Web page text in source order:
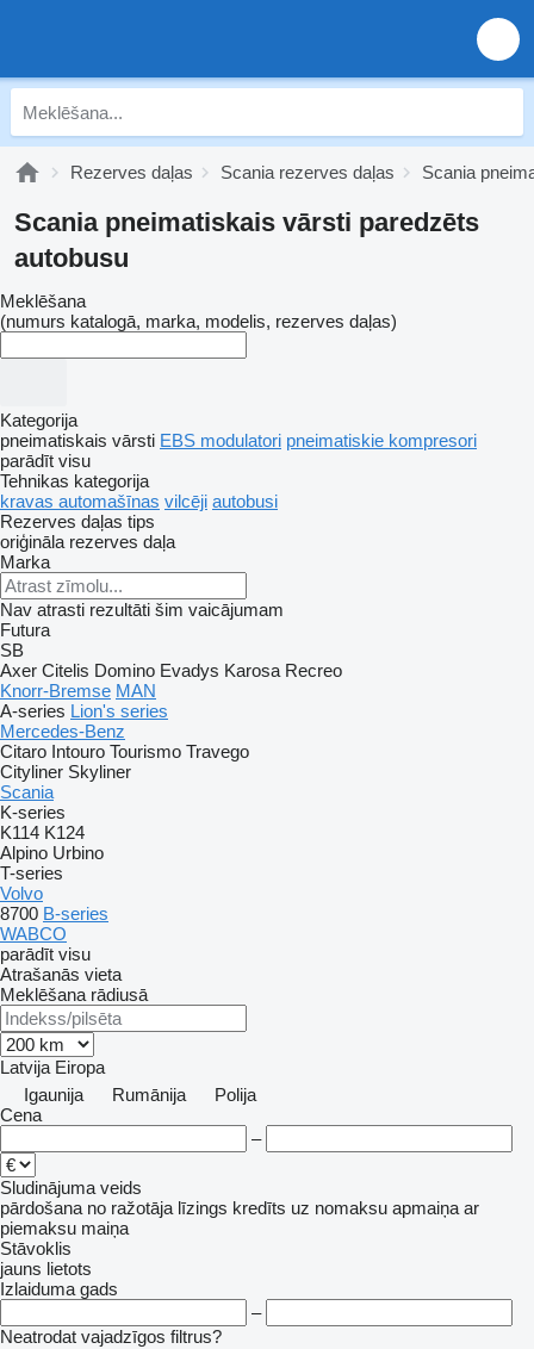
Rezerves daļas Scania rezerves daļas Scania
Scania pneimatiskais vārsti paredzēts
autobusu
Meklēšana
(numurs katalogā, marka, modelis, rezerves daļas)
Kategorija
pneimatiskais vārsti EBS modulatori pneimatiskie kompresori
parādīt visu
Tehnikas kategorija
kravas automašīnas vilcēji autobusi
Rezerves daļas tips
oriģināla rezerves daļa
Marka
Nav atrasti rezultāti šim vaicājumam
Futura
SB
Axer Citelis Domino Evadys Karosa Recreo
Knorr-Bremse MAN
A-series Lion's series
Mercedes-Benz
Citaro Intouro Tourismo Travego
Cityliner Skyliner
Scania
K-series
K114 K124
Alpino Urbino
T-series
Volvo
8700 B-series
WABCO
parādīt visu
Atrašanās vieta
Meklēšana rādiusā
Latvija Eiropa
Igaunija
Rumānija
Polija
Cena
–
Sludinājuma veids
pārdošana no ražotāja līzings kredīts uz nomaksu apmaiņa ar
piemaksu maiņa
Stāvoklis
jauns lietots
Izlaiduma gads
–
Neatrodat vajadzīgos filtrus?